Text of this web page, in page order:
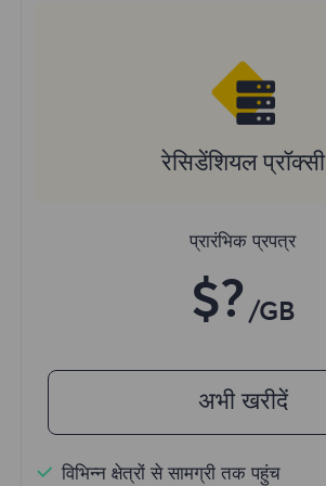
रेसिडेंशियल प्रॉक्सी
प्रारंभिक प्रपत्र
$? /GB
अभी खरीदें
विभिन्न क्षेत्रों से सामग्री तक पहुंच